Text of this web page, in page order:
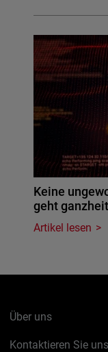
Keine
geht
Artikel lesen
Über uns
Kontaktieren Sie uns